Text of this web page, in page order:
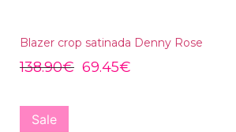
Blazer crop satinada Denny Rose
138.90€ 69.45€
Sale